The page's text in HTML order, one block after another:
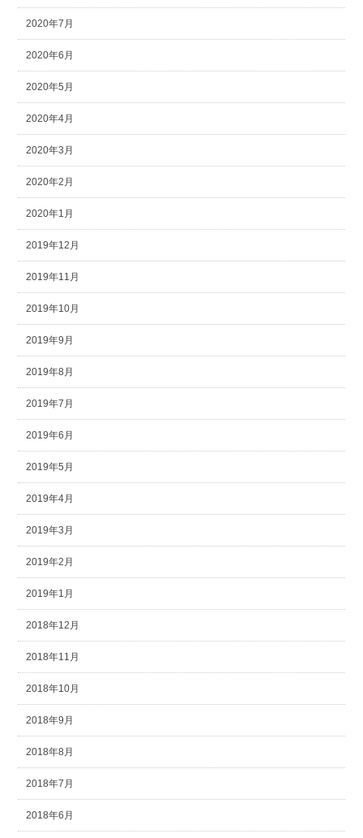
2020年7月
2020年6月
2020年5月
2020年4月
2020年3月
2020年2月
2020年1月
2019年12月
2019年11月
2019年10月
2019年9月
2019年8月
2019年7月
2019年6月
2019年5月
2019年4月
2019年3月
2019年2月
2019年1月
2018年12月
2018年11月
2018年10月
2018年9月
2018年8月
2018年7月
2018年6月